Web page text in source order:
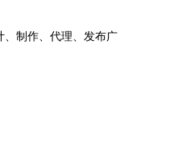
、制作、代理、发布广